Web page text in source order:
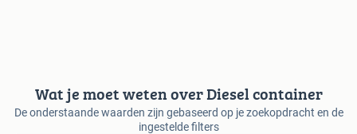
Wat je moet weten over Diesel container
De onderstaande waarden zijn gebaseerd op je zoekopdracht en de
ingestelde filters